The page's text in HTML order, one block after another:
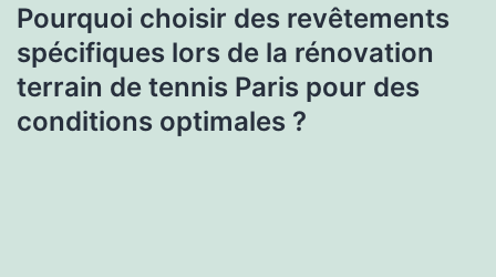
Pourquoi choisir des revêtements
spécifiques lors de la rénovation
terrain de tennis Paris pour des
conditions optimales ?